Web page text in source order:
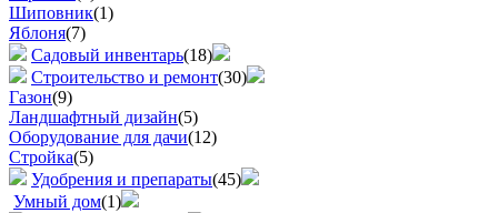
Шиповник(1)
Яблоня(7)
Садовый инвентарь(18)
Строительство и ремонт(30)
Газон(9)
Ландшафтный дизайн(5)
Оборудование для дачи(12)
Стройка(5)
Удобрения и препараты(45)
Умный дом(1)